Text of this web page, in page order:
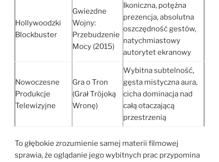
Hollywoodzki
Blockbuster
Gwiezdne
Wojny:
Przebudzenie
Mocy (2015)
Ikoniczna, potężna
prezencja, absolutna
oszczędność gestów,
natychmiastowy
autorytet ekranowy
Nowoczesne
Produkcje
Telewizyjne
Gra o Tron
(Grał Trójoką
Wronę)
Wybitna subtelność,
gęsta mistyczna aura,
cicha dominacja nad
całą otaczającą
przestrzenią
To głębokie zrozumienie samej materii filmowej
sprawia, że oglądanie jego wybitnych prac przypomina